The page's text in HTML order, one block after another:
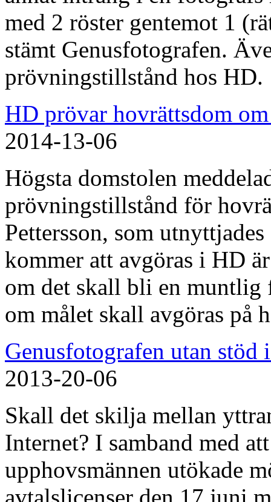
med 2 röster gentemot 1
stämt Genusfotografen.
prövningstillstånd hos HD.
HD prövar hovrättsdom
2014-13-06
Högsta domstolen
prövningstillstånd för
Pettersson, som
kommer att avgöras i HD
om det skall bli en muntlig
om målet skall avgöras på
Genusfotografen utan stöd
2013-20-06
Skall det skilja mellan
Internet? I samband med
upphovsmännen utökade
avtalslicenser den 17 juni